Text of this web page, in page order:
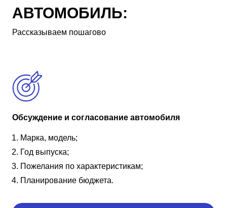
АВТОМОБИЛЬ:
Рассказываем пошагово
Обсуждение и согласование автомобиля
Марка, модель;
Год выпуска;
Пожелания по характеристикам;
Планирование бюджета.